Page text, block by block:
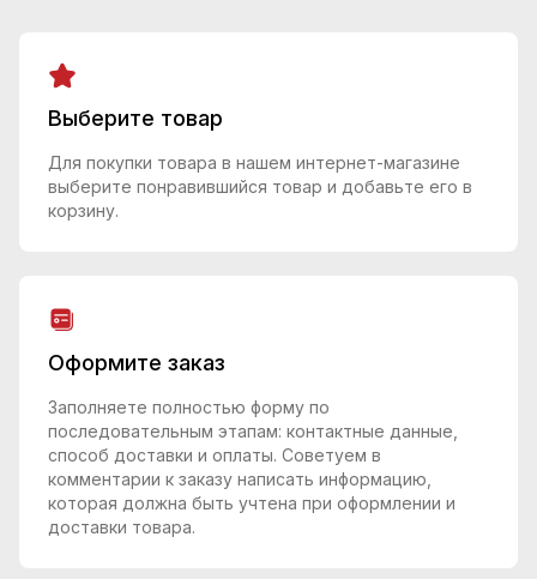
Выберите товар
Для покупки товара в нашем интернет-магазине
выберите понравившийся товар и добавьте его в
корзину.
Оформите заказ
Заполняете полностью форму по
последовательным этапам: контактные данные,
способ доставки и оплаты. Советуем в
комментарии к заказу написать информацию,
которая должна быть учтена при оформлении и
доставки товара.